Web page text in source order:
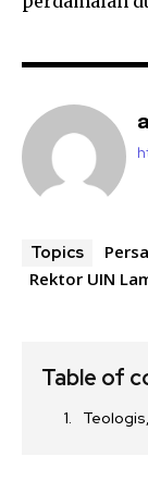
Topics
Rektor UIN
Table of